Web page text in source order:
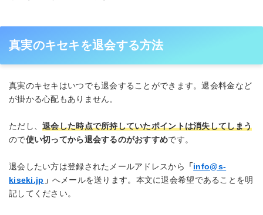
真実のキセキを退会する方法
真実のキセキはいつでも退会することができます。退会料金など
が掛かる心配もありません。
ただし、退会した時点で所持していたポイントは消失してしまう
ので使い切ってから退会するのがおすすめです。
退会したい方は登録されたメールアドレスから 「info@s-
kiseki.jp 」 へメールを送ります。本文に退会希望であることを明
記してください。